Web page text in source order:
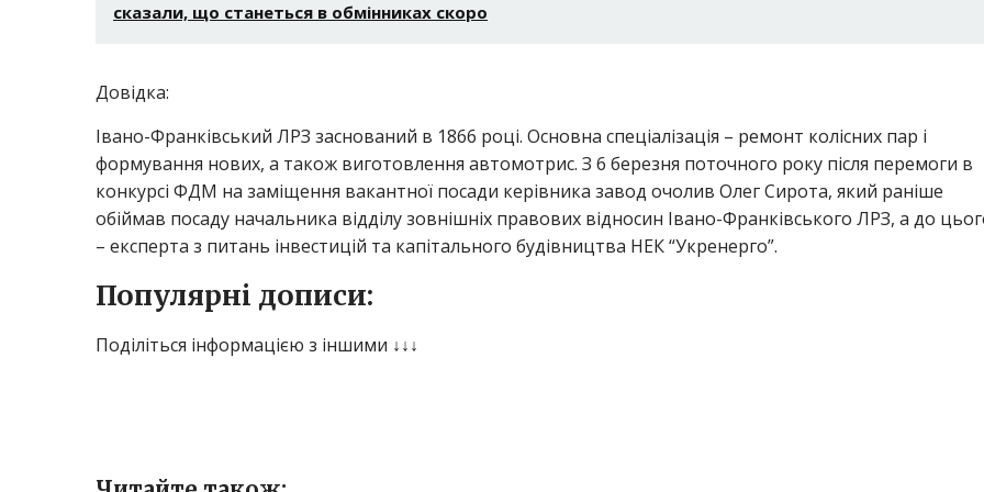
сказали, що станеться в обмінниках скоро
Довідка:
Івано-Франківський ЛРЗ заснований в 1866 році. Основна спеціалізація – ремонт колісних пар і
формування нових, а також виготовлення автомотрис. З 6 березня поточного року після перемоги в
конкурсі ФДМ на заміщення вакантної посади керівника завод очолив Олег Сирота, який раніше
обіймав посаду начальника відділу зовнішніх правових відносин Івано-Франківського ЛРЗ, а до
– експерта з питань інвестицій та капітального будівництва НЕК “Укренерго”.
Популярні дописи:
Поділіться інформацією з іншими ↓↓↓